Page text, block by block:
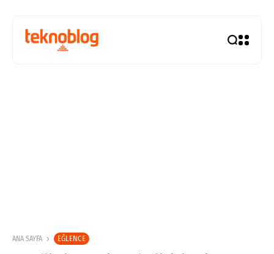
ANA SAYFA EĞLENCE